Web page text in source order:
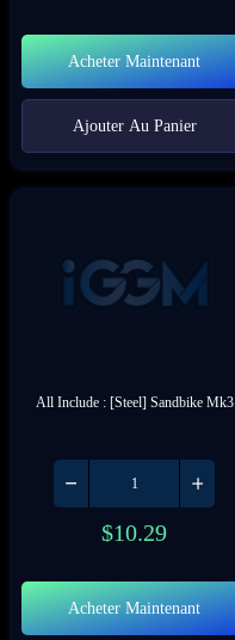
Acheter Maintenant
Ajouter Au Panier
All Include : [Steel] Sandbike Mk3
$10.29
Acheter Maintenant